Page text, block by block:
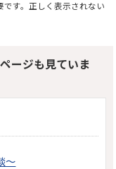
です。正しく表示されない
ージも見ていま
～